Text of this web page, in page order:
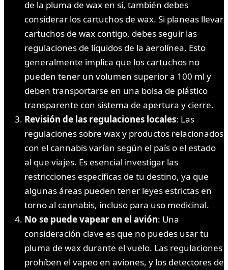
de la pluma de wax en sí, también debes
considerar los cartuchos de wax. Si planeas llevar
cartuchos de wax contigo, debes seguir las
regulaciones de líquidos de la aerolínea. Esto
generalmente implica que los cartuchos no
pueden tener un volumen superior a 100 ml y
deben transportarse en una bolsa de plástico
transparente con sistema de apertura y cierre.
Revisión de las regulaciones locales: Las
regulaciones sobre wax y productos relacionados
con el cannabis varían según el país o el estado
al que viajes. Es esencial investigar las
restricciones específicas de tu destino, ya que
algunas áreas pueden tener leyes estrictas en
torno al cannabis, incluso para uso medicinal.
No se puede vapear en el avión: Una
consideración clave es que no puedes usar tu
pluma de wax durante el vuelo. Las regulaciones
prohíben el vapeo en aviones, y los detectores de